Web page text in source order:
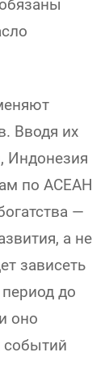
Вводя их
Индонезия
по АСЕАН
—
а не
зависеть
до
оно
событий